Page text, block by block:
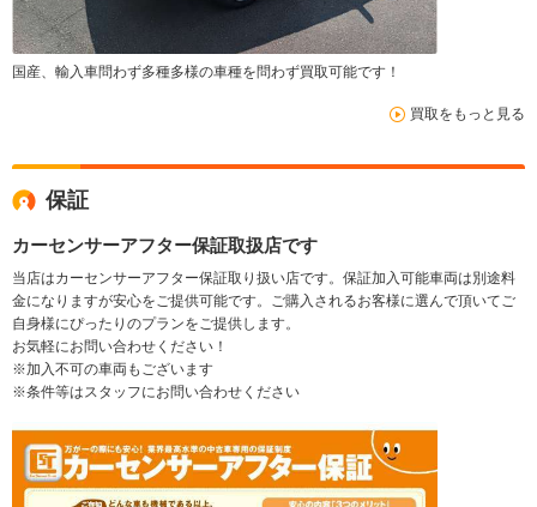
国産、輸入車問わず多種多様の車種を問わず買取可能です！
買取をもっと見る
保証
カーセンサーアフター保証取扱店です
当店はカーセンサーアフター保証取り扱い店です。保証加入可能車両は別途料
金になりますが安心をご提供可能です。ご購入されるお客様に選んで頂いてご
自身様にぴったりのプランをご提供します。
お気軽にお問い合わせください！
※加入不可の車両もございます
※条件等はスタッフにお問い合わせください